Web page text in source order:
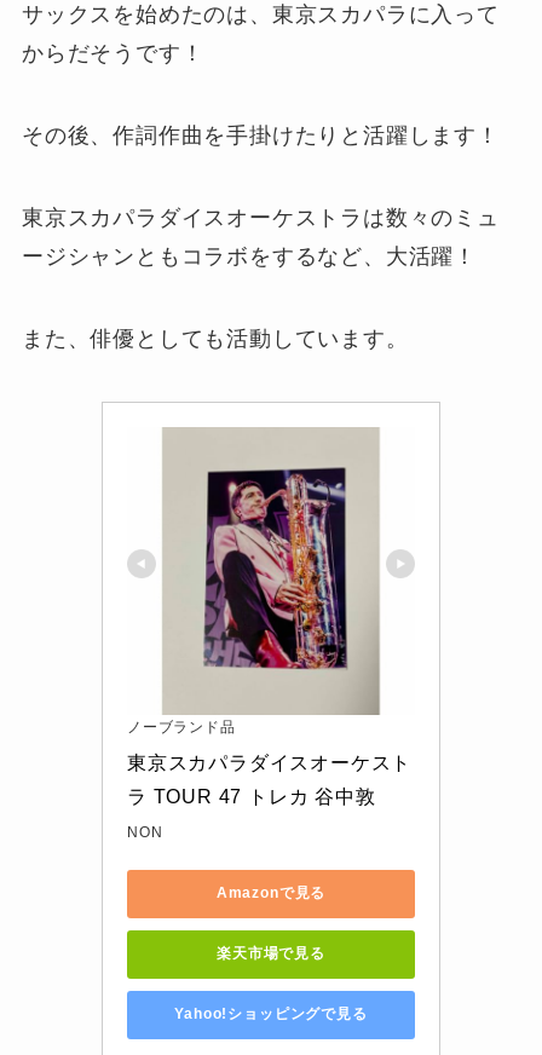
サックスを始めたのは、東京スカパラに入って
からだそうです！
その後、作詞作曲を手掛けたりと活躍します！
東京スカパラダイスオーケストラは数々のミュ
ージシャンともコラボをするなど、大活躍！
また、俳優としても活動しています。
ノーブランド品
東京スカパラダイスオーケスト
ラ TOUR 47 トレカ 谷中敦
NON
Amazonで見る
楽天市場で見る
Yahoo!ショッピングで見る